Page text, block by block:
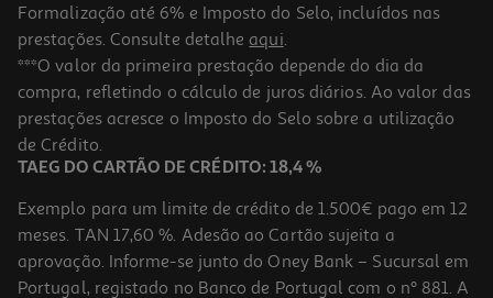
5.0
Alimento Para Peixe Eco-Vita Goldfish 250ml
14.76 €/Lt
3,69 €
Formalização até 6% e Imposto do Selo, incluídos nas
prestações. Consulte detalhe aqui.
***O valor da primeira prestação depende do dia da
compra, refletindo o cálculo de juros diários. Ao valor das
prestações acresce o Imposto do Selo sobre a utilização
de Crédito.
TAEG DO CARTÃO DE CRÉDITO: 18,4 %
Exemplo para um limite de crédito de 1.500€ pago em 12
meses. TAN 17,60 %. Adesão ao Cartão sujeita a
aprovação. Informe-se junto do Oney Bank – Sucursal em
Portugal, registado no Banco de Portugal com o nº 881. A